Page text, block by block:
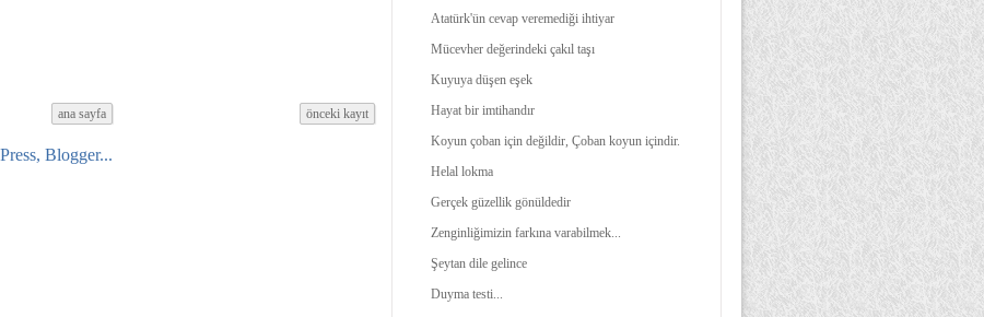
önceki kayıt
ana sayfa
Atatürk'ün cevap veremediği ihtiyar
Mücevher değerindeki çakıl taşı
Kuyuya düşen eşek
Hayat bir imtihandır
Koyun çoban için değildir, Çoban koyun içindir.
Helal lokma
Gerçek güzellik gönüldedir
Zenginliğimizin farkına varabilmek...
Şeytan dile gelince
Duyma testi...